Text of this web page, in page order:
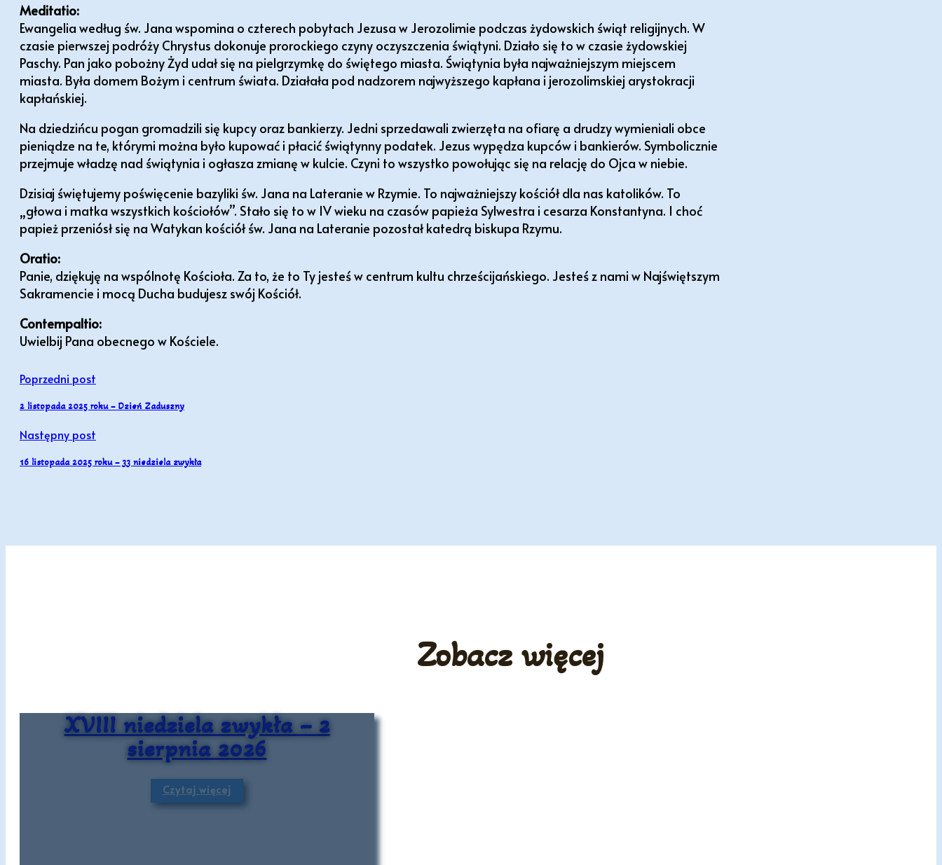
Meditatio:
Ewangelia według św. Jana wspomina o czterech pobytach Jezusa w Jerozolimie podczas żydowskich świąt religijnych. W
czasie pierwszej podróży Chrystus dokonuje prorockiego czyny oczyszczenia świątyni. Działo się to w czasie żydowskiej
Paschy. Pan jako pobożny Żyd udał się na pielgrzymkę do świętego miasta. Świątynia była najważniejszym miejscem
miasta. Była domem Bożym i centrum świata. Działała pod nadzorem najwyższego kapłana i jerozolimskiej arystokracji
kapłańskiej.
Na dziedzińcu pogan gromadzili się kupcy oraz bankierzy. Jedni sprzedawali zwierzęta na ofiarę a drudzy wymieniali obce
pieniądze na te, którymi można było kupować i płacić świątynny podatek. Jezus wypędza kupców i bankierów. Symbolicznie
przejmuje władzę nad świątynia i ogłasza zmianę w kulcie. Czyni to wszystko powołując się na relację do Ojca w niebie.
Dzisiaj świętujemy poświęcenie bazyliki św. Jana na Lateranie w Rzymie. To najważniejszy kościół dla nas katolików. To
„głowa i matka wszystkich kościołów”. Stało się to w IV wieku na czasów papieża Sylwestra i cesarza Konstantyna. I choć
papież przeniósł się na Watykan kościół św. Jana na Lateranie pozostał katedrą biskupa Rzymu.
Oratio:
Panie, dziękuję na wspólnotę Kościoła. Za to, że to Ty jesteś w centrum kultu chrześcijańskiego. Jesteś z nami w Najświętszym
Sakramencie i mocą Ducha budujesz swój Kościół.
Contempaltio:
Uwielbij Pana obecnego w Kościele.
Poprzedni post
2 listopada 2025 roku – Dzień Zaduszny
Następny post
16 listopada 2025 roku – 33 niedziela zwykła
Zobacz więcej
XVIII niedziela zwykła – 2
sierpnia 2026
Czytaj więcej